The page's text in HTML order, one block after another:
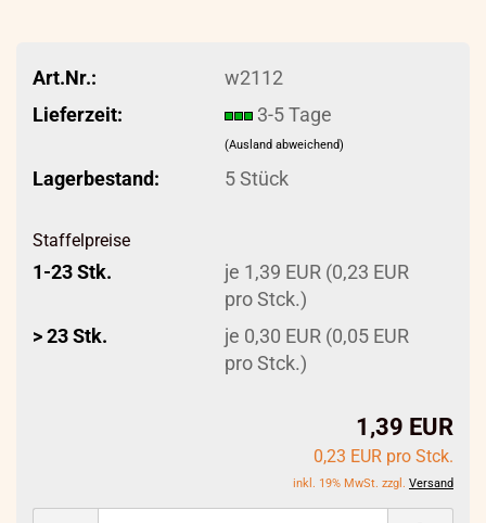
Art.Nr.:
w2112
Lieferzeit:
3-5 Tage
(Ausland abweichend)
Lagerbestand: 5Stück
Staffelpreise
1-23 Stk.
je 1,39 EUR (0,23 EUR
pro Stck.)
> 23 Stk.
je 0,30 EUR (0,05 EUR
pro Stck.)
1,39 EUR
0,23 EUR pro Stck.
inkl. 19% MwSt. zzgl. Versand